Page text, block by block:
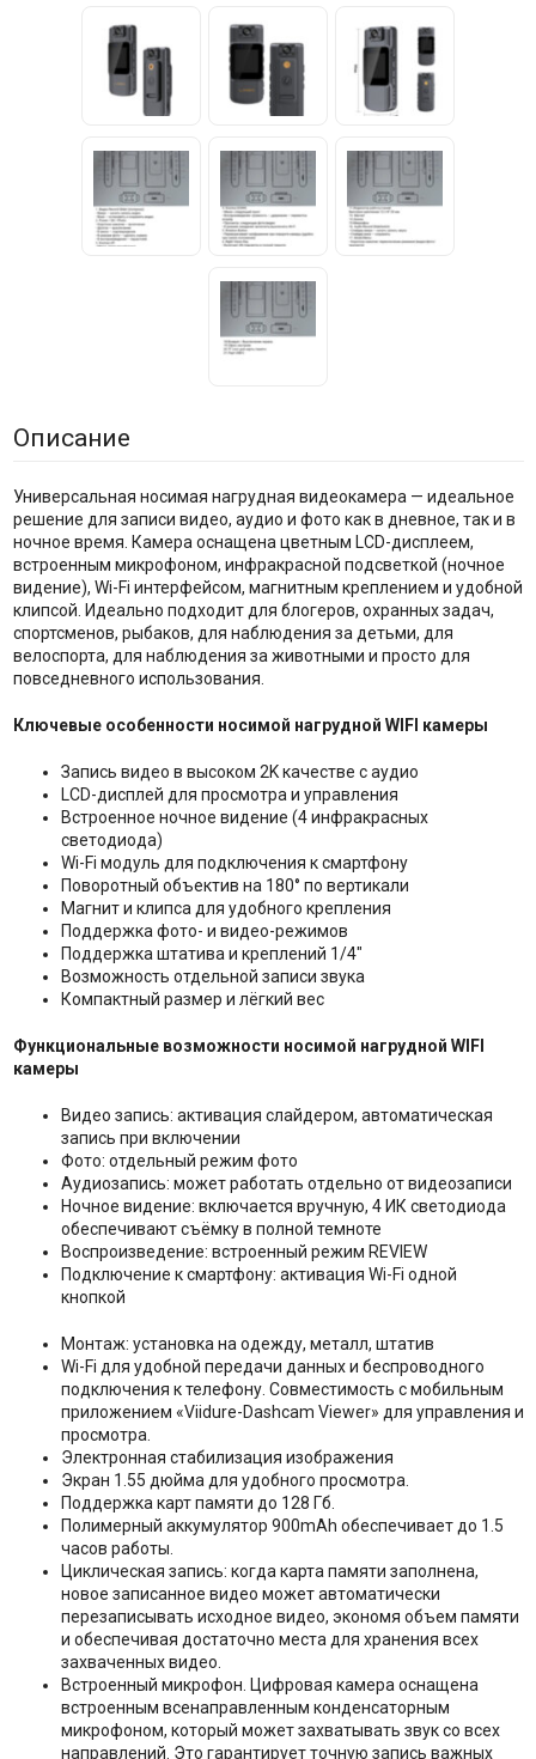
Описание
Универсальная носимая нагрудная видеокамера — идеальное
решение для записи видео, аудио и фото как в дневное, так и в
ночное время. Камера оснащена цветным LCD-дисплеем,
встроенным микрофоном, инфракрасной подсветкой (ночное
видение), Wi-Fi интерфейсом, магнитным креплением и удобной
клипсой. Идеально подходит для блогеров, охранных задач,
спортсменов, рыбаков, для наблюдения за детьми, для
велоспорта, для наблюдения за животными и просто для
повседневного использования.
Ключевые особенности носимой нагрудной WIFI камеры
Запись видео в высоком 2K качестве с аудио
LCD-дисплей для просмотра и управления
Встроенное ночное видение (4 инфракрасных
светодиода)
Wi-Fi модуль для подключения к смартфону
Поворотный объектив на 180° по вертикали
Магнит и клипса для удобного крепления
Поддержка фото- и видео-режимов
Поддержка штатива и креплений 1/4"
Возможность отдельной записи звука
Компактный размер и лёгкий вес
Функциональные возможности носимой нагрудной WIFI
камеры
Видео запись: активация слайдером, автоматическая
запись при включении
Фото: отдельный режим фото
Аудиозапись: может работать отдельно от видеозаписи
Ночное видение: включается вручную, 4 ИК светодиода
обеспечивают съёмку в полной темноте
Воспроизведение: встроенный режим REVIEW
Подключение к смартфону: активация Wi-Fi одной
кнопкой
Монтаж: установка на одежду, металл, штатив
Wi-Fi для удобной передачи данных и беспроводного
подключения к телефону. Совместимость с мобильным
приложением «Viidure-Dashcam Viewer» для управления и
просмотра.
Электронная стабилизация изображения
Экран 1.55 дюйма для удобного просмотра.
Поддержка карт памяти до 128 Гб.
Полимерный аккумулятор 900mAh обеспечивает до 1.5
часов работы.
Циклическая запись: когда карта памяти заполнена,
новое записанное видео может автоматически
перезаписывать исходное видео, экономя объем памяти
и обеспечивая достаточно места для хранения всех
захваченных видео.
Встроенный микрофон. Цифровая камера оснащена
встроенным всенаправленным конденсаторным
микрофоном, который может захватывать звук со всех
направлений. Это гарантирует точную запись важных